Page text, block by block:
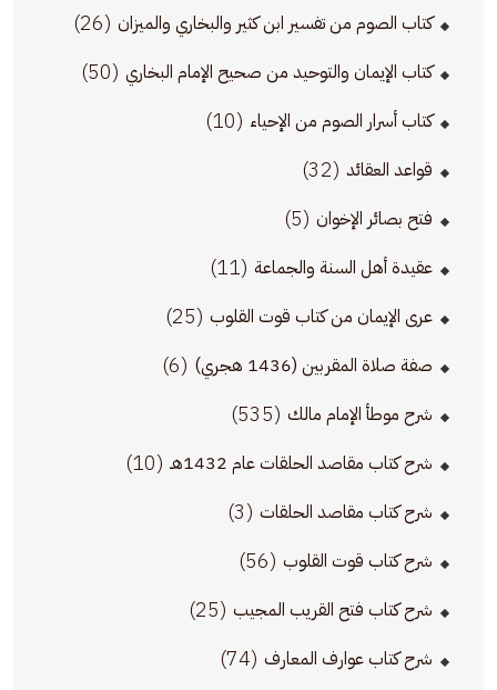
كتاب الصوم من تفسير ابن كثير والبخاري والميزان (26)
كتاب الإيمان والتوحيد من صحيح الإمام البخاري (50)
كتاب أسرار الصوم من الإحياء (10)
قواعد العقائد (32)
فتح بصائر الإخوان (5)
عقيدة أهل السنة والجماعة (11)
عرى الإيمان من كتاب قوت القلوب (25)
صفة صلاة المقربين (1436 هجري) (6)
شرح موطأ الإمام مالك (535)
شرح كتاب مقاصد الحلقات عام 1432هـ (10)
شرح كتاب مقاصد الحلقات (3)
شرح كتاب قوت القلوب (56)
شرح كتاب فتح القريب المجيب (25)
شرح كتاب عوارف المعارف (74)